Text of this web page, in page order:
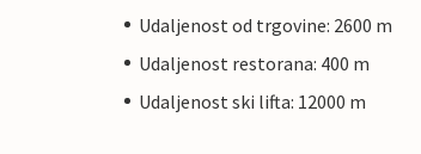
Udaljenost od trgovine: 2600 m
Udaljenost restorana: 400 m
Udaljenost ski lifta: 12000 m